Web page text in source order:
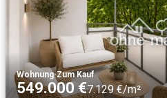
Wohnung·Zum Kauf
549.000 €7.129 €/m²